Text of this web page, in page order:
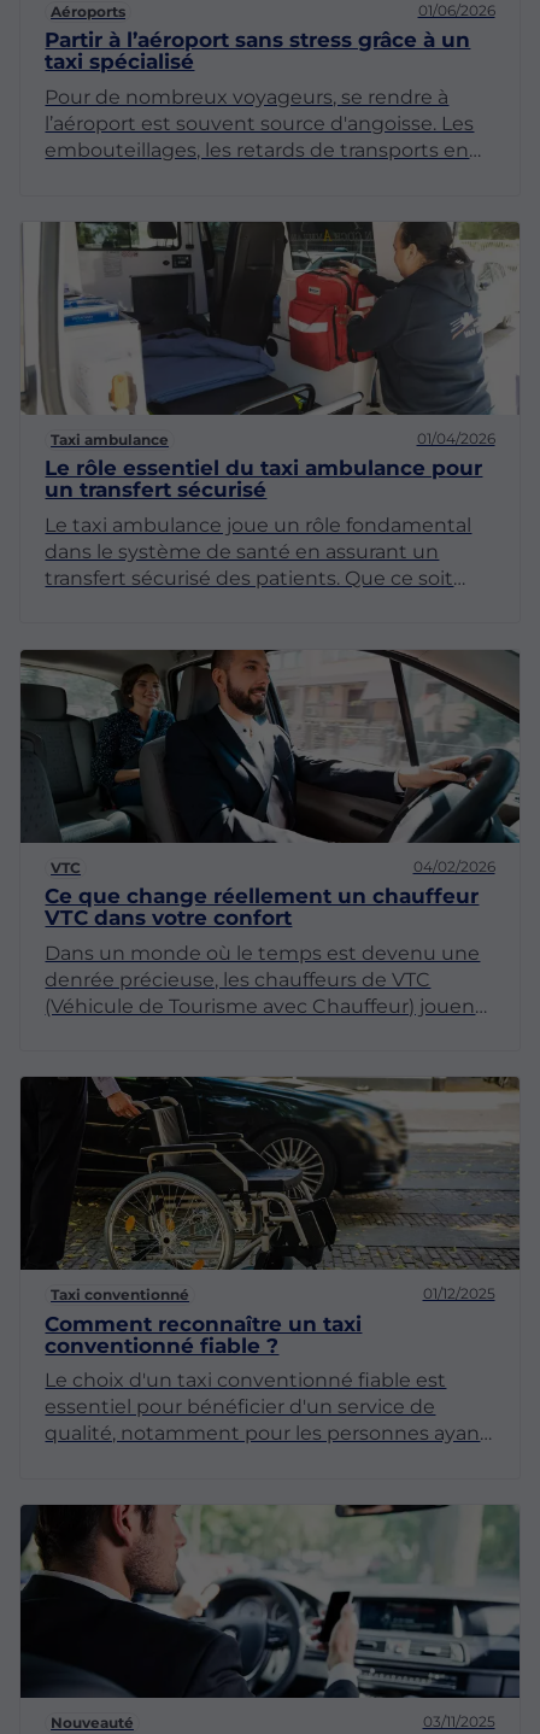
Aéroports 01/06/2026
Partir à l’aéroport sans stress grâce à un
taxi spécialisé
Pour de nombreux voyageurs, se rendre à
l’aéroport est souvent source d'angoisse. Les
embouteillages, les retards de transports en
peuvent compliquer la tâche. C'est ici
qu'intervient le taxi spécialisé pour les trajets
aéroportuaires. Ce service sur mesure est
conçu pour assurer un transport sans tracas et
Taxi ambulance 01/04/2026
Le rôle essentiel du taxi ambulance pour
un transfert sécurisé
Le taxi ambulance joue un rôle fondamental
dans le système de santé en assurant un
transfert sécurisé des patients. Que ce soit
intervention, ce service spécialisé répond à
des besoins précis.
VTC 04/02/2026
Ce que change réellement un chauffeur
VTC dans votre confort
Dans un monde où le temps est devenu une
denrée précieuse, les chauffeurs de VTC
(Véhicule de Tourisme avec Chauffeur) jouent
d'un point A à un point B ; elle transforme
véritablement notre expérience de transport.
Cet article explore diverses dimensions du
confort apporté par un chauffeur VTC.
Taxi conventionné 01/12/2025
Comment reconnaître un taxi
conventionné fiable ?
Le choix d'un taxi conventionné fiable est
essentiel pour bénéficier d'un service de
qualité, notamment pour les personnes ayant
facettes pour identifier un taxi conventionné
digne de confiance.
Nouveauté 03/11/2025